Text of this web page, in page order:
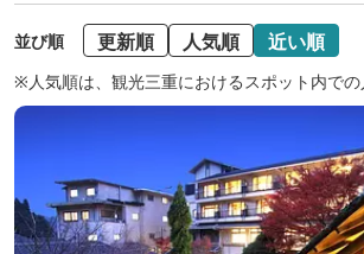
並び順 更新順 人気順 近い順
※人気順は、観光三重におけるスポット内で